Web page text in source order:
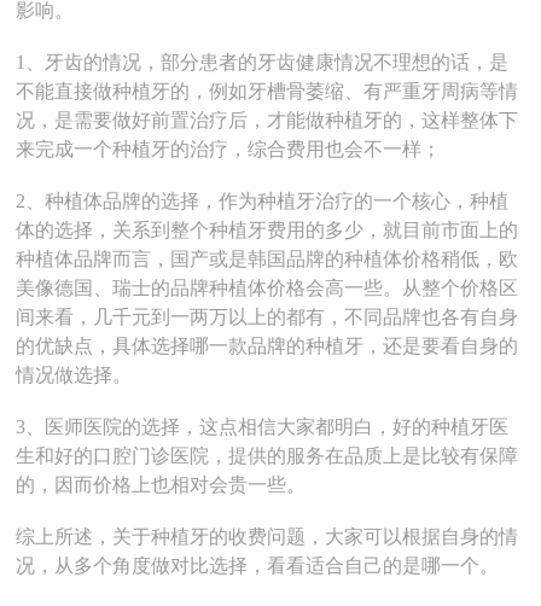
影响。
1、牙齿的情况，部分患者的牙齿健康情况不理想的话，是
不能直接做种植牙的，例如牙槽骨萎缩、有严重牙周病等情
况，是需要做好前置治疗后，才能做种植牙的，这样整体下
来完成一个种植牙的治疗，综合费用也会不一样；
2、种植体品牌的选择，作为种植牙治疗的一个核心，种植
体的选择，关系到整个种植牙费用的多少，就目前市面上的
种植体品牌而言，国产或是韩国品牌的种植体价格稍低，欧
美像德国、瑞士的品牌种植体价格会高一些。从整个价格区
间来看，几千元到一两万以上的都有，不同品牌也各有自身
的优缺点，具体选择哪一款品牌的种植牙，还是要看自身的
情况做选择。
3、医师医院的选择，这点相信大家都明白，好的种植牙医
生和好的口腔门诊医院，提供的服务在品质上是比较有保障
的，因而价格上也相对会贵一些。
综上所述，关于种植牙的收费问题，大家可以根据自身的情
况，从多个角度做对比选择，看看适合自己的是哪一个。